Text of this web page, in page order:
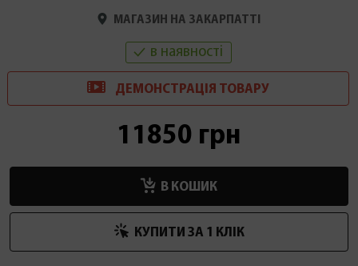
МАГАЗИН НА ЗАКАРПАТТІ
в наявності
ДЕМОНСТРАЦІЯ ТОВАРУ
11850 грн
В КОШИК
КУПИТИ ЗА 1 КЛIК